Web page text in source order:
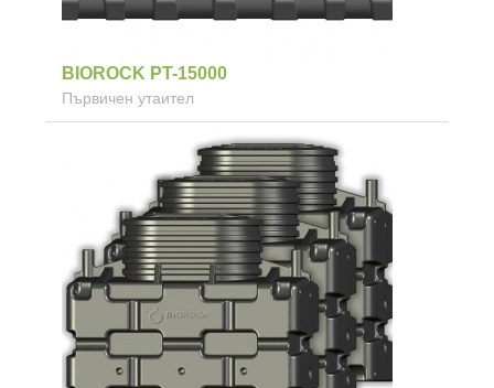
BIOROCK PT-15000
Първичен утаител